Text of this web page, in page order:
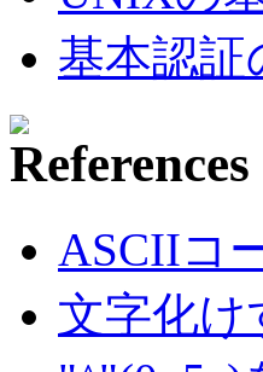
基本認証
ASCIIコ
文字化け